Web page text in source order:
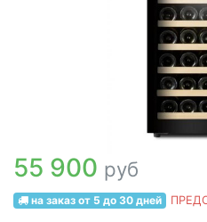
55 900 руб
на заказ от 5 до 30 дней